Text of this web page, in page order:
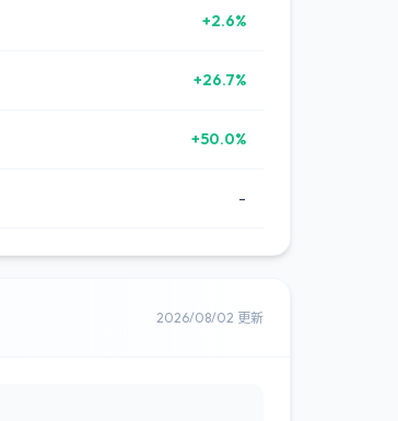
+2.6%
+26.7%
+50.0%
-
2026/08/02 更新